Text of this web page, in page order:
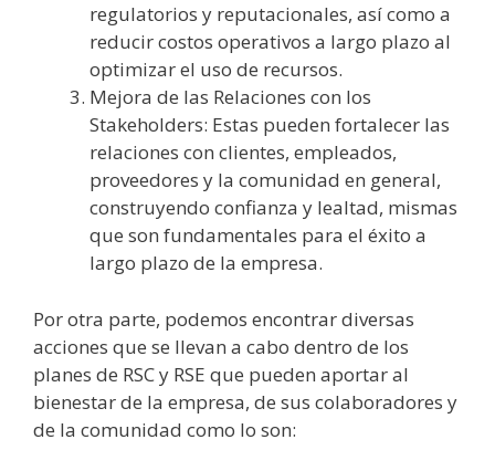
regulatorios y reputacionales, así como a
reducir costos operativos a largo plazo al
optimizar el uso de recursos.
Mejora de las Relaciones con los
Stakeholders: Estas pueden fortalecer las
relaciones con clientes, empleados,
proveedores y la comunidad en general,
construyendo confianza y lealtad, mismas
que son fundamentales para el éxito a
largo plazo de la empresa.
Por otra parte, podemos encontrar diversas
acciones que se llevan a cabo dentro de los
planes de RSC y RSE que pueden aportar al
bienestar de la empresa, de sus colaboradores y
de la comunidad como lo son: